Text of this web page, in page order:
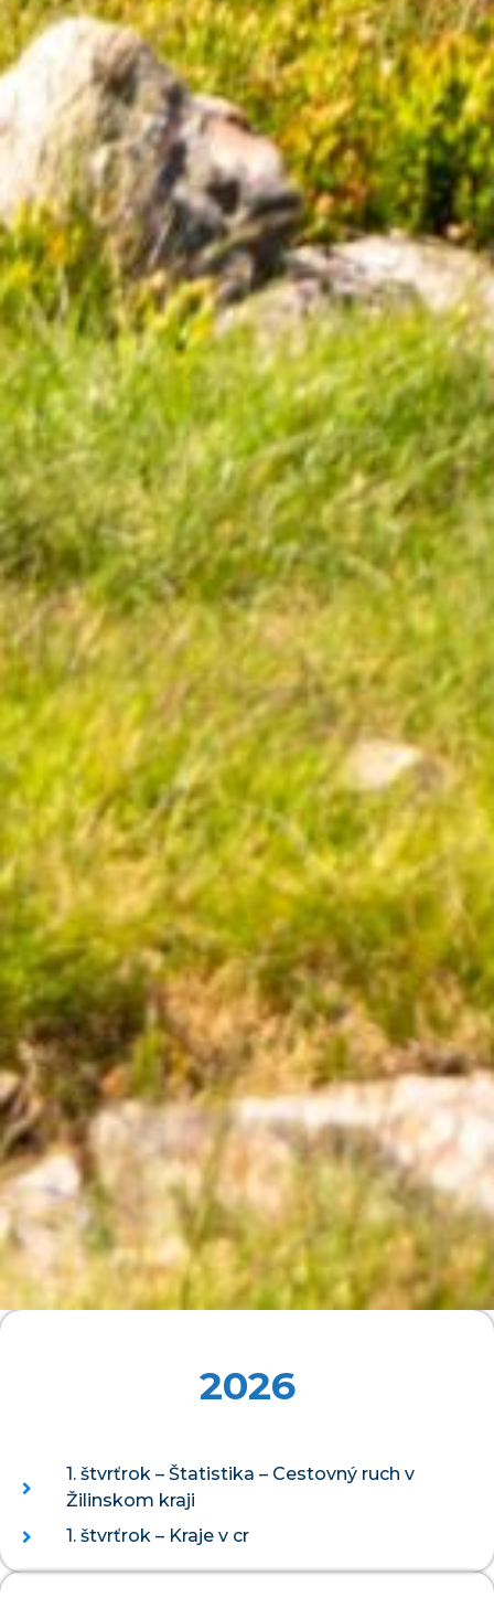
2026
1. štvrťrok – Štatistika – Cestovný ruch v
Žilinskom kraji
1. štvrťrok – Kraje v cr